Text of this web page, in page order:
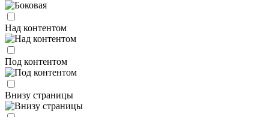
Над контентом
Под контентом
Внизу страницы